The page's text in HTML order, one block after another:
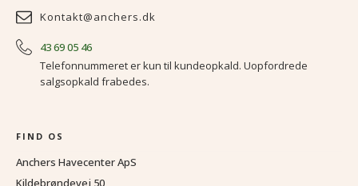
Kontakt@anchers.dk
43 69 05 46
Telefonnummeret er kun til kundeopkald. Uopfordrede
salgsopkald frabedes.
FIND OS
Anchers Havecenter ApS
Kildebrøndevej 50